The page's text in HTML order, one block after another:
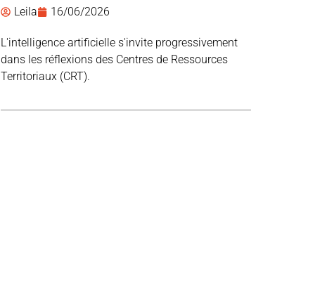
Leila 16/06/2026
L'intelligence artificielle s'invite progressivement
dans les réflexions des Centres de Ressources
Territoriaux (CRT).